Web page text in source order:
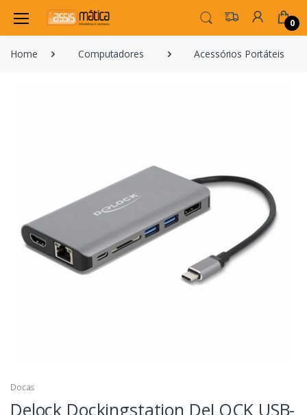
0
Home Computadores Acessórios Portáteis
Docas
Delock Dockingstation DeLOCK USB-